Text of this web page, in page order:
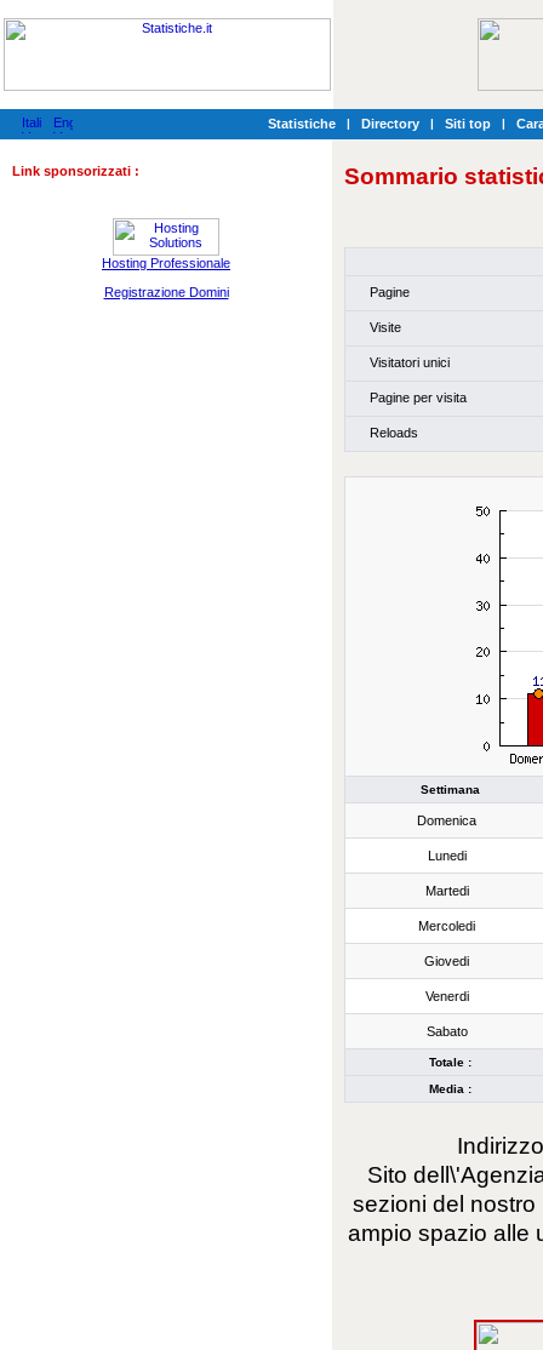
Statistiche | Directory | Siti top |
Link sponsorizzati :
Hosting Professionale
Registrazione Domini
Sommario
Pagine
Visite
Visitatori unici
Pagine per visita
Reloads
Settimana
Domenica
Lunedi
Martedi
Mercoledi
Giovedi
Venerdi
Sabato
Totale :
Media :
Sito
sezioni del nostro
ampio spazio alle